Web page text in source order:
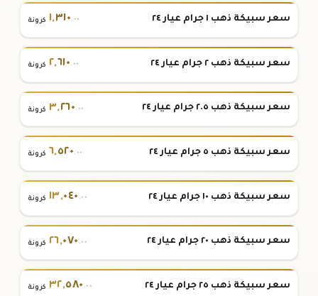
سعر سبيكة ذهب ١ جرام عيار ٢٤ ١,٣١٠.٠٠ كرونة
سعر سبيكة ذهب ٢ جرام عيار ٢٤ ٢,٦١٠.٠٠ كرونة
سعر سبيكة ذهب ٢.٥ جرام عيار ٢٤ ٣,٢٦٠.٠٠ كرونة
سعر سبيكة ذهب ٥ جرام عيار ٢٤ ٦,٥٢٠.٠٠ كرونة
سعر سبيكة ذهب ١٠ جرام عيار ٢٤ ١٣,٠٤٠ .٠٠ كرونة
سعر سبيكة ذهب ٢٠ جرام عيار ٢٤ ٢٦,٠٧٠ .٠٠ كرونة
سعر سبيكة ذهب ٢٥ جرام عيار ٢٤ ٣٢,٥٨٠ .٠٠ كرونة